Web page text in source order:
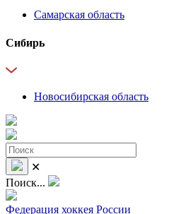
Самарская область
Сибирь
Новосибирская область
✕
Поиск...
Федерация хоккея России